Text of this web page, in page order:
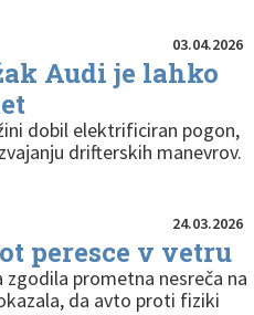
03.04.2026
Audi je lahko
dobil elektrificiran pogon,
drifterskih manevrov.
24.03.2026
peresce v vetru
zgodila prometna nesreča na
da avto proti fiziki